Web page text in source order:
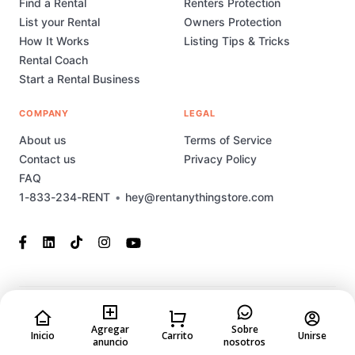
Inicio
Agregar
anuncio
Carrito
Sobre
nosotros
Unirse
1-833-234-RENT • hey@rentanythingstore.com
Find a Rental
List your Rental
How It Works
Rental Coach
Start a Rental Business
Renters Protection
Owners Protection
Listing Tips & Tricks
COMPANY
About us
Contact us
FAQ
LEGAL
Terms of Service
Privacy Policy
© 2023-2026 Rent Anything Store Technology, Inc. All rights
reserved. This marketplace has been built and is supported by
MarketplaceStudio.io